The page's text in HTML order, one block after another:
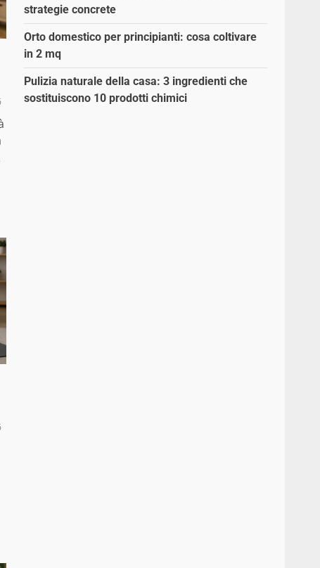
strategie concrete
Orto domestico per principianti: cosa coltivare
in 2 mq
Pulizia naturale della casa: 3 ingredienti che
sostituiscono 10 prodotti chimici